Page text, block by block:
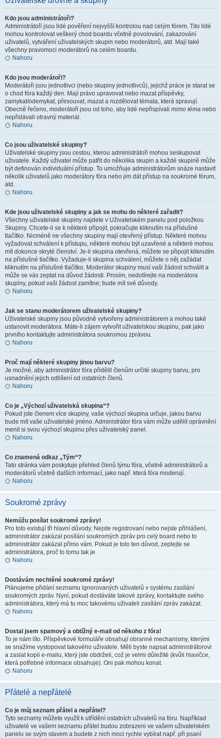
Kdo jsou administrátoři?
Administrátoři jsou lidé pověření nejvyšší kontrolou nad celým fórem. Tito lidé
mohou kontrolovat veškerý chod boardu včetně povolování, zakazování
uživatelů, vytváření uživatelských skupin nebo moderátorů, atd. Mají také
všechny pravomoci moderátorů na celém boardu.
Nahoru
Kdo jsou moderátoři?
Moderátoři jsou jednotlivci (nebo skupiny jednotlivců), jejichž práce je starat se
o chod fóra každý den. Mají právo upravovat nebo mazat příspěvky,
zamykat/odemykat, přesouvat, mazat a rozdělovat témata, která spravují.
Obecně řečeno, moderátoři jsou od toho, aby lidé nepřispívali mimo téma nebo
nepřidávali otravný materiál.
Nahoru
Co jsou uživatelské skupiny?
Uživatelské skupiny jsou cestou, kterou administrátoři mohou seskupovat
uživatele. Každý uživatel může patřit do několika skupin a každé skupině může
být definován individuální přístup. To umožňuje administrátorům snáze nastavit
několik uživatelů jako moderátory fóra nebo jim dát přístup na soukromé fórum,
atd.
Nahoru
Kde jsou uživatelské skupiny a jak se mohu do některé zařadit?
Všechny uživatelské skupiny najdete v Uživatelském panelu pod položkou
Skupiny. Chcete-li se k některé připojit, pokračujte kliknutím na příslušné
tlačítko. Nicméně ne všechny skupiny mají otevřený přístup. Některé mohou
vyžadovat schválení k přístupu, některé mohou být uzavřené a některé mohou
mít dokonce skryté členství. Je-li skupina otevřená, můžete se připojit kliknutím
na příslušné tlačítko. Vyžaduje-li skupina schválení, můžete o něj zažádat
kliknutím na příslušné tlačítko. Moderátor skupiny musí vaši žádost schválit a
může se vás zeptat na důvod žádosti. Prosím, nedotírejte na moderátora
skupiny, pokud vaši žádost zamítne; bude mít své důvody.
Nahoru
Jak se stanu moderátorem uživatelské skupiny?
Uživatelské skupiny jsou původně vytvořeny administrátorem a mohou také
ustanovit moderátora. Máte-li zájem vytvořit uživatelskou skupinu, pak jako
prvního kontaktujte administrátora soukromou zprávou.
Nahoru
Proč mají některé skupiny jinou barvu?
Je možné, aby administrátor fóra přidělil členům určité skupiny barvu, pro
usnadnění jejich odlišení od ostatních členů.
Nahoru
Co je „Výchozí uživatelská skupina“?
Pokud jste členem více skupiny, vaše výchozí skupina určuje, jakou barvu
bude mít vaše uživatelské jméno. Administrátor fóra vám může udělit oprávnění
menit si svou výchozí skupinu přes uživatelský panel.
Nahoru
Co znamená odkaz „Tým“?
Tato stránka vám poskytuje přehled členů týmu fóra, včetně administrátorů a
moderátorů včetně dalších informací, jako např. která fóra moderují.
Nahoru
Soukromé zprávy
Nemůžu posílat soukromé zprávy!
Pro toto existují tři hlavní důvody. Nejste registrovaní nebo nejste přihlášení,
administrátor zakázal posílání soukromých zpráv pro celý board nebo to
administrátor zakázal přímo vám. Pokud je toto ten důvod, zeptejte se
administrátora, proč to tomu tak je.
Nahoru
Dostávám nechtěné soukromé zprávy!
Plánujeme přidání seznamu ignorovaných uživatelů v systému zasílání
soukromých zpráv. Nyní, pokud dostáváte takové zprávy, kontaktujte svého
administrátora, který má tu moc takovému uživateli zasílání zpráv zakázat.
Nahoru
Dostal jsem spamový a obtížný e-mail od někoho z fóra!
To je nám líto. Příspěvkové formuláře obsahují obranné mechanismy, kterými
se snažíme vystopovat takového uživatele. Měli byste napsat administrátorovi
a zaslat kopii e-mailu, který jste obdrželi, což je velmi důležité (kvůli hlavičce,
která potřebné informace obsahuje). Oni pak mohou konat.
Nahoru
Přátelé a nepřátelé
Co je můj seznam přátel a nepřátel?
Tyto seznamy můžete využít k utřídění ostatních uživatelů na fóru. Například
uživatelé ve vašem seznamu přátel budou zobrazeni ve vašem uživatelském
panelu se svým stavem a budete z nich moci rychle vybírat např. při psaní